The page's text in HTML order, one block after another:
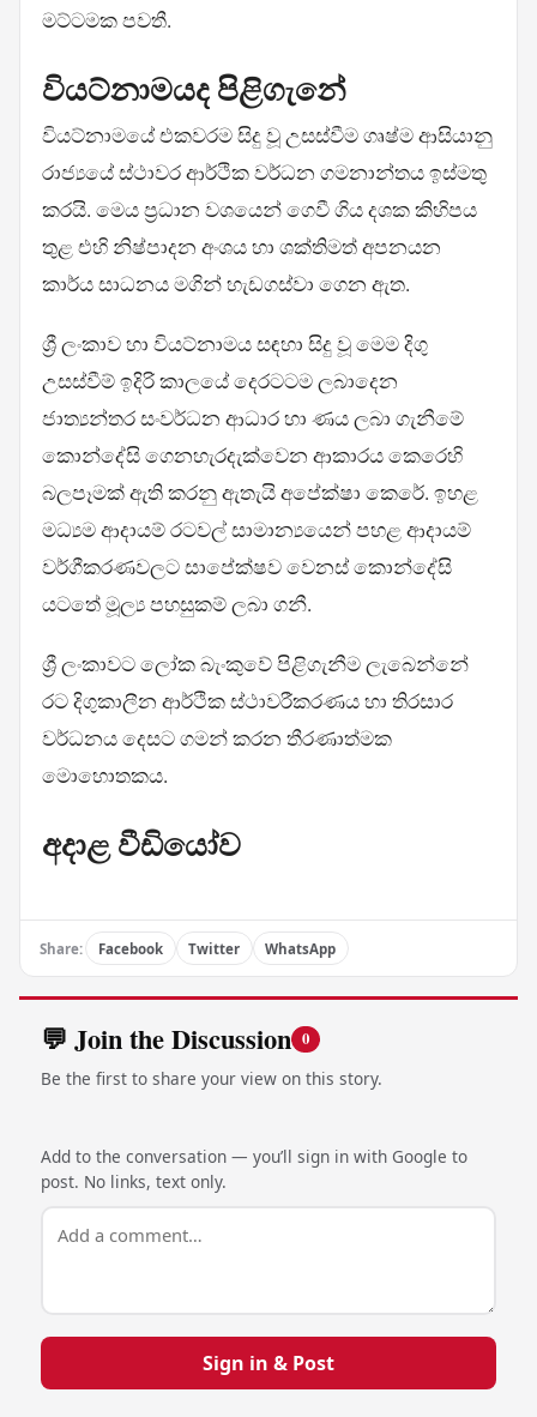
මට්ටමක පවතී.
වියට්නාමයද පිළිගැනේ
වියට්නාමයේ එකවරම සිදු වූ උසස්වීම ගෘෂ්ම ආසියානු
රාජ්‍යයේ ස්ථාවර ආර්ථික වර්ධන ගමනාන්තය ඉස්මතු
කරයි. මෙය ප්‍රධාන වශයෙන් ගෙවී ගිය දශක කිහිපය
තුළ එහි නිෂ්පාදන අංශය හා ශක්තිමත් අපනයන
කාර්ය සාධනය මගින් හැඩගස්වා ගෙන ඇත.
ශ්‍රී ලංකාව හා වියට්නාමය සඳහා සිදු වූ මෙම දිගු
උසස්වීම් ඉදිරි කාලයේ දෙරටටම ලබාදෙන
ජාත්‍යන්තර සංවර්ධන ආධාර හා ණය ලබා ගැනීමේ
කොන්දේසි ගෙනහැරදැක්වෙන ආකාරය කෙරෙහි
බලපෑමක් ඇති කරනු ඇතැයි අපේක්ෂා කෙරේ. ඉහළ
මධ්‍යම ආදායම් රටවල් සාමාන්‍යයෙන් පහළ ආදායම්
වර්ගීකරණවලට සාපේක්ෂව වෙනස් කොන්දේසි
යටතේ මූල්‍ය පහසුකම් ලබා ගනී.
ශ්‍රී ලංකාවට ලෝක බැංකුවේ පිළිගැනීම ලැබෙන්නේ
රට දිගුකාලීන ආර්ථික ස්ථාවරීකරණය හා තිරසාර
වර්ධනය දෙසට ගමන් කරන තීරණාත්මක
මොහොතකය.
අදාළ වීඩියෝව
Share: Facebook Twitter WhatsApp
💬 Join the Discussion 0
Be the first to share your view on this story.
Add to the conversation — you’ll sign in with Google to
post. No links, text only.
Sign in & Post